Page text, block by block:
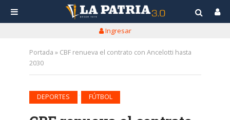
Ingresar
Portada » CBF renueva el contrato con Ancelotti hasta
2030
DEPORTES FÚTBOL